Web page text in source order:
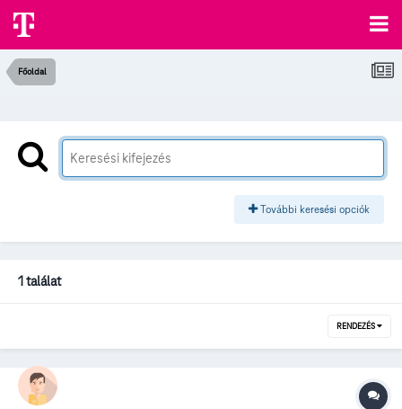
Főoldal
További keresési opciók
1 találat
RENDEZÉS